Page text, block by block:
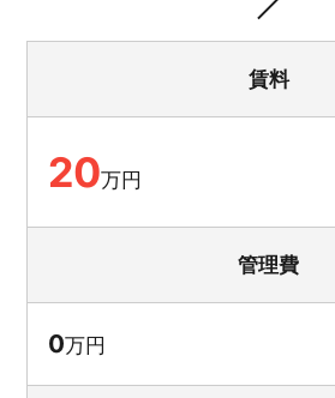
賃料
20万円
管理費
0万円